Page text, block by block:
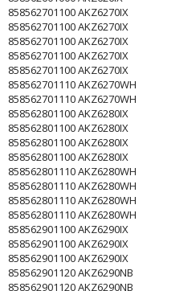
858562701100 AKZ6270IX
858562701100 AKZ6270IX
858562701100 AKZ6270IX
858562701100 AKZ6270IX
858562701100 AKZ6270IX
858562701110 AKZ6270WH
858562701110 AKZ6270WH
858562801100 AKZ6280IX
858562801100 AKZ6280IX
858562801100 AKZ6280IX
858562801100 AKZ6280IX
858562801110 AKZ6280WH
858562801110 AKZ6280WH
858562801110 AKZ6280WH
858562801110 AKZ6280WH
858562901100 AKZ6290IX
858562901100 AKZ6290IX
858562901100 AKZ6290IX
858562901120 AKZ6290NB
858562901120 AKZ6290NB